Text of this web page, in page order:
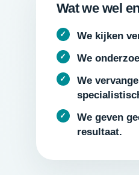
Wat we wel
We kijken
We
We
We geven
resultaat.